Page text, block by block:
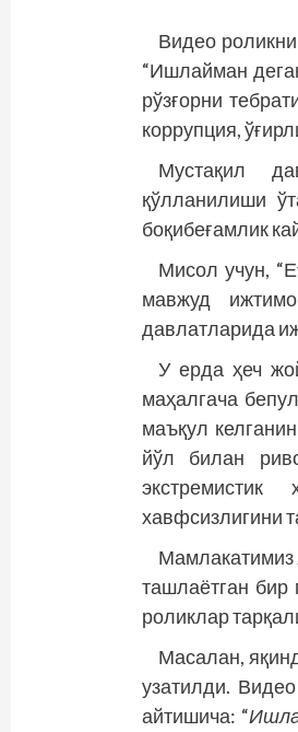
Видео
“Ишлайман
рўзғорни
коррупция,
Мустақил
қўлланилиши
боқибеғамлик
Мисол учун,
мавжуд
давлатларида
У ерда ҳеч
маҳалгача
маъқул
йўл билан
хавфсизлигини
ташлаётган бир
роликлар
Масалан,
узатилди.
айтишича: “